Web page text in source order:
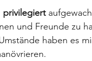
privilegiert
und Freunde zu
haben es